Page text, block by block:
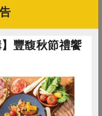
品是補充飲食不足或不
營養品，但前提仍是以
眼睛，保健品僅是相輔
昱倫生物科技專
豐馥秋節禮饗